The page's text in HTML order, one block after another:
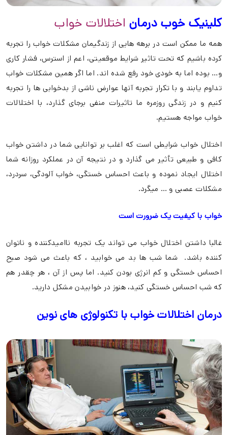
کلینیک خوب درمان اختلالات خواب
همه ما ممکن است در برهه هایی از زندگیمان مشکلات خواب را تجربه
کرده باشیم که تحت تاثیر شرایط موقعیتی، اعم از استرس، فشار کاری
و… بوده اما به خودی خود رفع شده اند. اما اگر همین مشکلات خواب
تداوم یابند و با تکرار تجربه آنها عوارض ناشی از بدخوابی ها را تجربه
کنیم و در زندگی روزمره ما تاثیرات منفی برجای گذارد، با اختلالات
خواب مواجه هستیم.
اختلال خواب شرایطی است که اغلب بر توانایی شما در داشتن خواب
کافی و طبیعی تأثیر می گذارد و در نتیجه آن در عملکرد روزانه شما
اختلال ایجاد نموده و باعث احساس خستگی، خواب آلودگی، سردرد،
مشکلات عصبی و … میگرد.
خواب با کیفیت یک ضرورت است
غالبا داشتن اختلال خواب می تواند یک تجربه ناامیدکننده و ناتوان
کننده باشد. شما شب ها بد می خوابید ، که باعث می شود صبح
احساس خستگی و کم انرژی بودن کنید. اما پس از آن ، هر چقدر هم
که شب احساس خستگی کنید، هنوز در خوابیدن مشکل دارید.
درمان اختلالات خواب با تکنولوژی های نوین